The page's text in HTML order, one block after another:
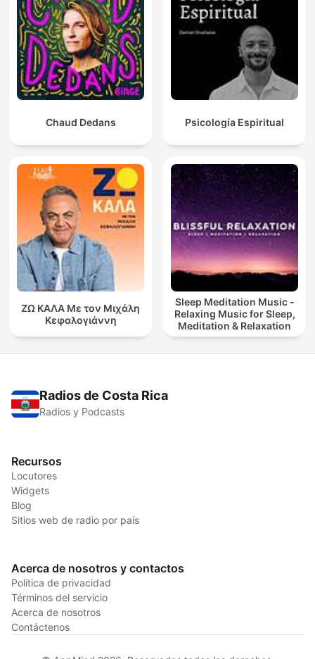
Chaud Dedans Psicología Espiritual
ΖΩ ΚΑΛΑ Με τον Μιχάλη
Κεφαλογιάννη
Sleep Meditation Music -
Relaxing Music for Sleep,
Meditation & Relaxation
Radios de Costa Rica
Radios y Podcasts
Recursos
Locutores
Widgets
Blog
Sitios web de radio por país
Acerca de nosotros y contactos
Política de privacidad
Términos del servicio
Acerca de nosotros
Contáctenos